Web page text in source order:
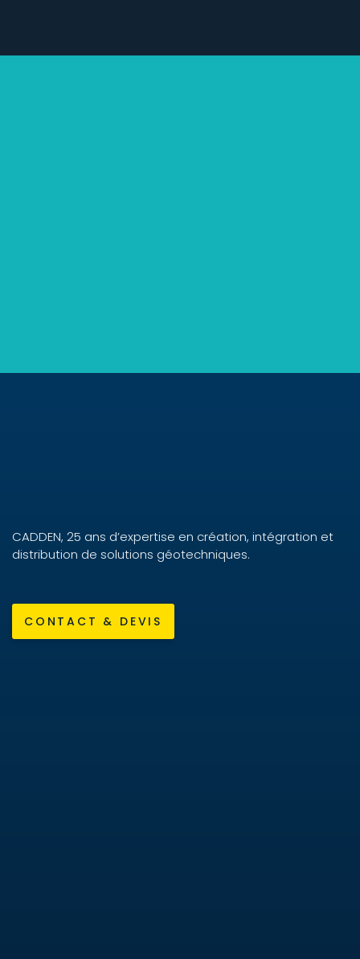
CADDEN, 25 ans d’expertise en création, intégration et
distribution de solutions géotechniques.
CONTACT & DEVIS